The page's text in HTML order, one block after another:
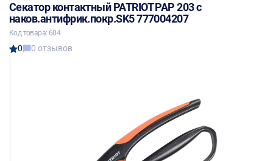
Секатор контактный PATRIOT PAP 203 с
наков.антифрик.покр.SK5 777004207
Код товара: 604
0 0 отзывов